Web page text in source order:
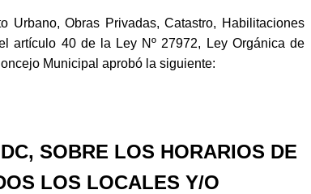
Urbano, Obras Privadas, Catastro, Habilitaciones
artículo 40 de la Ley Nº 27972, Ley Orgánica de
Municipal aprobó la siguiente:
SOBRE LOS HORARIOS DE
LOS LOCALES Y/O